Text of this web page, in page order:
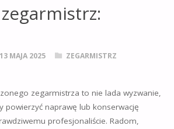
13 MAJA 2025 ZEGARMISTRZ
zegarmistrza to nie lada wyzwanie,
powierzyć naprawę lub konserwację
profesjonaliście. Radom,